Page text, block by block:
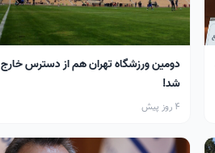
دومین ورزشگاه تهران هم از دسترس خارج
شد!
4 روز پیش